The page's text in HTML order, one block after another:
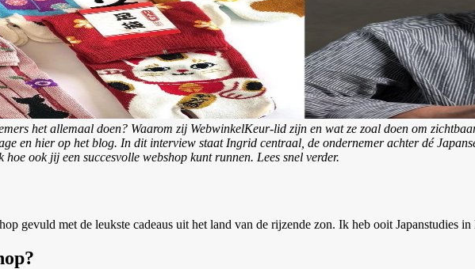
het allemaal doen? Waarom zij WebwinkelKeur-lid zijn en wat ze zoal doen om
en hier op het blog. In dit interview staat Ingrid centraal, de ondernemer achter dé
ook jij een succesvolle webshop kunt runnen. Lees snel verder.
gevuld met de leukste cadeaus uit het land van de rijzende zon. Ik heb ooit Japanstudies